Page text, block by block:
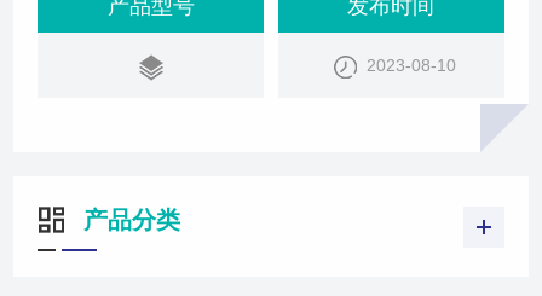
系统。该系统旨在实时监控沥青的三大指标，为沥青
质量的提升提供强有力的支持。系统介绍沥青三大指
标在线监测系统是一种集成了先进传感器技术、数据
产品型号 发布时间
2023-08-10
产品分类